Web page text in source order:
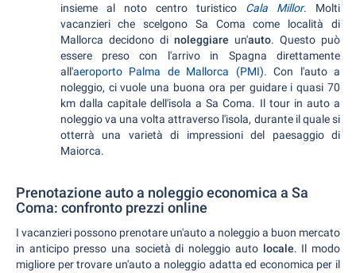
insieme al noto centro turistico Cala Millor. Molti
vacanzieri che scelgono Sa Coma come località di
Mallorca decidono di noleggiare un'auto. Questo può
essere preso con l'arrivo in Spagna direttamente
all'aeroporto Palma de Mallorca (PMI). Con l'auto a
noleggio, ci vuole una buona ora per guidare i quasi 70
km dalla capitale dell'isola a Sa Coma. Il tour in auto a
noleggio va una volta attraverso l'isola, durante il quale si
otterrà una varietà di impressioni del paesaggio di
Maiorca.
Prenotazione auto a noleggio economica a Sa
Coma: confronto prezzi online
I vacanzieri possono prenotare un'auto a noleggio a buon mercato
in anticipo presso una società di noleggio auto locale. Il modo
migliore per trovare un'auto a noleggio adatta ed economica per il